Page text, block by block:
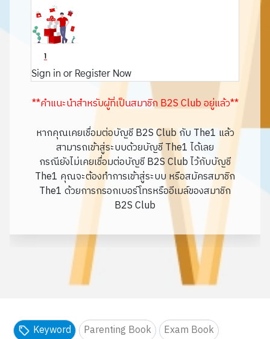
Sign in or Register Now
**คำแนะนำสำหรับผู้ที่เป็นสมาชิก B2S Club อยู่แล้ว**
หากคุณเคยเชื่อมต่อบัญชี B2S Club กับ The1 แล้ว
สามารถเข้าสู่ระบบด้วยบัญชี The1 ได้เลย
กรณียังไม่เคยเชื่อมต่อบัญชี B2S Club ไว้กับบัญชี
The1 คุณจะต้องทำการเข้าสู่ระบบ หรือสมัครสมาชิก
The1 ด้วยการกรอกเบอร์โทรหรืออีเมล์ของสมาชิก
B2S Club
Keyword Parenting Book
Exam Book